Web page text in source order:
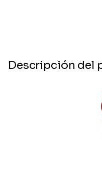
Descripción del